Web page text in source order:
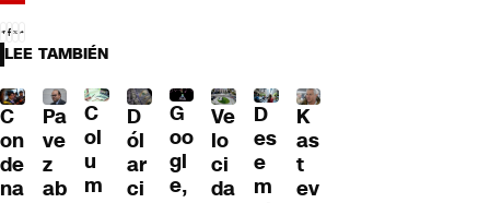
LEE TAMBIÉN
C
on
de
na
Pa
ve
z
ab
C
ol
u
m
D
ól
ar
ci
G
oo
gl
e,
Ve
lo
ci
da
D
es
e
m
K
as
t
ev